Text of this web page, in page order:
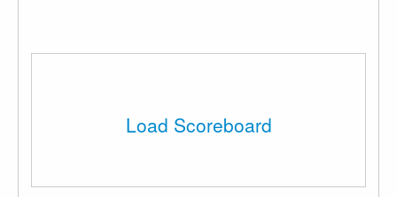
Load Scoreboard